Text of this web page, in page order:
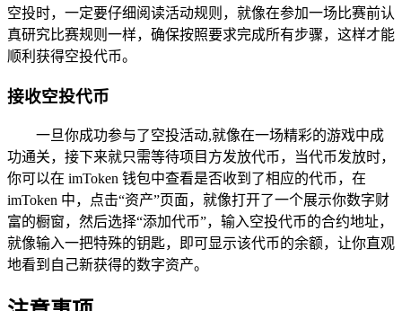
空投时，一定要仔细阅读活动规则，就像在参加一场比赛前认
真研究比赛规则一样，确保按照要求完成所有步骤，这样才能
顺利获得空投代币。
接收空投代币
一旦你成功参与了空投活动,就像在一场精彩的游戏中成
功通关，接下来就只需等待项目方发放代币，当代币发放时，
你可以在 imToken 钱包中查看是否收到了相应的代币，在
imToken 中，点击“资产”页面，就像打开了一个展示你数字财
富的橱窗，然后选择“添加代币”，输入空投代币的合约地址，
就像输入一把特殊的钥匙，即可显示该代币的余额，让你直观
地看到自己新获得的数字资产。